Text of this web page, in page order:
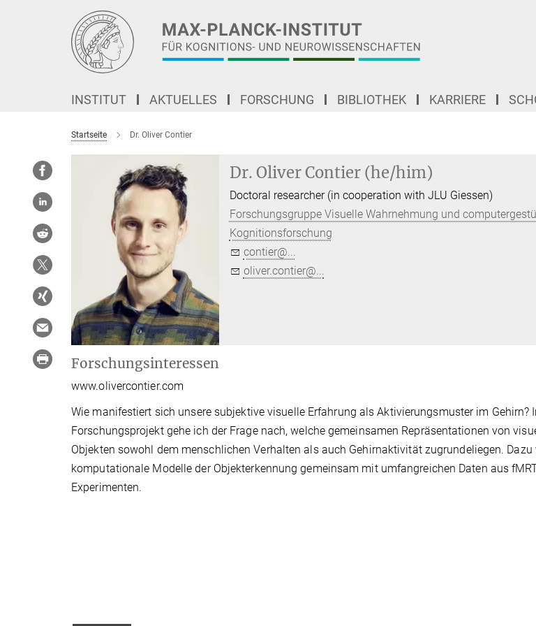
INSTITUT AKTUELLES FORSCHUNG BIBLIOTHEK KARRIERE
Startseite Dr. Oliver Contier
Dr. Oliver Contier (he/him)
Doctoral researcher (in cooperation with JLU Giessen)
Forschungsgruppe Visuelle Wahrnehmung und
Kognitionsforschung
contier@...
oliver.contier@...
Forschungsinteressen
www.olivercontier.com
Wie manifestiert sich unsere subjektive visuelle Erfahrung als Aktivierungsmuster im Gehirn?
Forschungsprojekt gehe ich der Frage nach, welche gemeinsamen Repräsentationen von
Objekten sowohl dem menschlichen Verhalten als auch Gehirnaktivität zugrundeliegen.
komputationale Modelle der Objekterkennung gemeinsam mit umfangreichen Daten aus
Experimenten.